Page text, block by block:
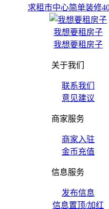
求租市中心简单装修
我想要租房子
我想要租房子
关于我们
联系我们
意见建议
商家服务
商家入驻
金币充值
信息服务
发布信息
信息置顶/加红